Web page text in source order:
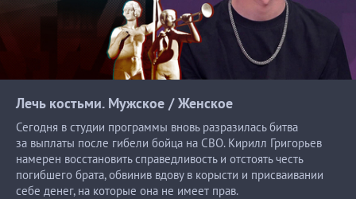
Лечь костьми. Мужское /Женское
Сегодня в студии программы вновь разразилась битва
за выплаты после гибели бойца на СВО. Кирилл Григорьев
намерен восстановить справедливость и отстоять честь
погибшего брата, обвинив вдову в корысти и присваивании
себе денег, на которые она не имеет прав.